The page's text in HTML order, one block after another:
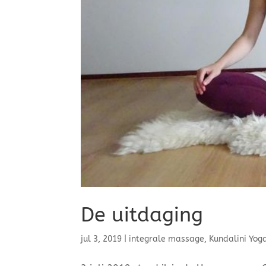
De uitdaging
jul 3, 2019 integrale massage, Kundalini